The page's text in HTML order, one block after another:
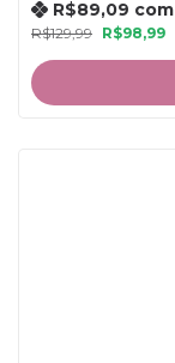
R$129,99 R$98,99
R$89,09 com